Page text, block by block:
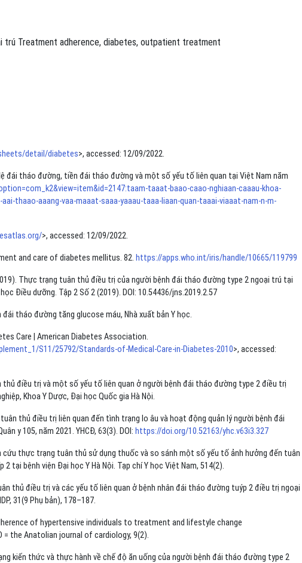
trú Treatment adherence, diabetes, outpatient treatment
detail/diabetes>, accessed: 12/09/2022.
đái tháo đường, tiền đái tháo đường và một số yếu tố liên quan tại Việt Nam năm
taaat-baao-caao-nghiaan-caaau-khoa-
thaao-aaang-vaa-maaat-saaa-yaaau-taaa-liaan-quan-taaai-viaaat-nam-n-m-
>, accessed: 12/09/2022.
and care of diabetes mellitus. 82. https://apps.who.int/iris/handle/10665/119799
Thực trạng tuân thủ điều trị của người bệnh đái tháo đường type 2 ngoại trú tại
Điều dưỡng. Tập 2 Số 2 (2019). DOI: 10.54436/jns.2019.2.57
đái tháo đường tăng glucose máu, Nhà xuất bản Y học.
Care | American Diabetes Association.
S11/25792/Standards-of-Medical-Care-in-Diabetes-2010>, accessed:
thủ điều trị và một số yếu tố liên quan ở người bệnh đái tháo đường type 2 điều trị
Khoa Y Dược, Đại học Quốc gia Hà Nội.
tuân thủ điều trị liên quan đến tình trạng lo âu và hoạt động quản lý người bệnh đái
y 105, năm 2021. YHCĐ, 63(3). DOI: https://doi.org/10.52163/yhc.v63i3.327
cứu thực trạng tuân thủ sử dụng thuốc và so sánh một số yếu tố ảnh hưởng đến tuân
tại bệnh viện Đại học Y Hà Nội. Tạp chí Y học Việt Nam, 514(2).
thủ điều trị và các yếu tố liên quan ở bệnh nhân đái tháo đường tuýp 2 điều trị ngoại
31(9 Phụ bản), 178–187.
of hypertensive individuals to treatment and lifestyle change
= the Anatolian journal of cardiology, 9(2).
kiến thức và thực hành về chế độ ăn uống của người bệnh đái tháo đường type 2